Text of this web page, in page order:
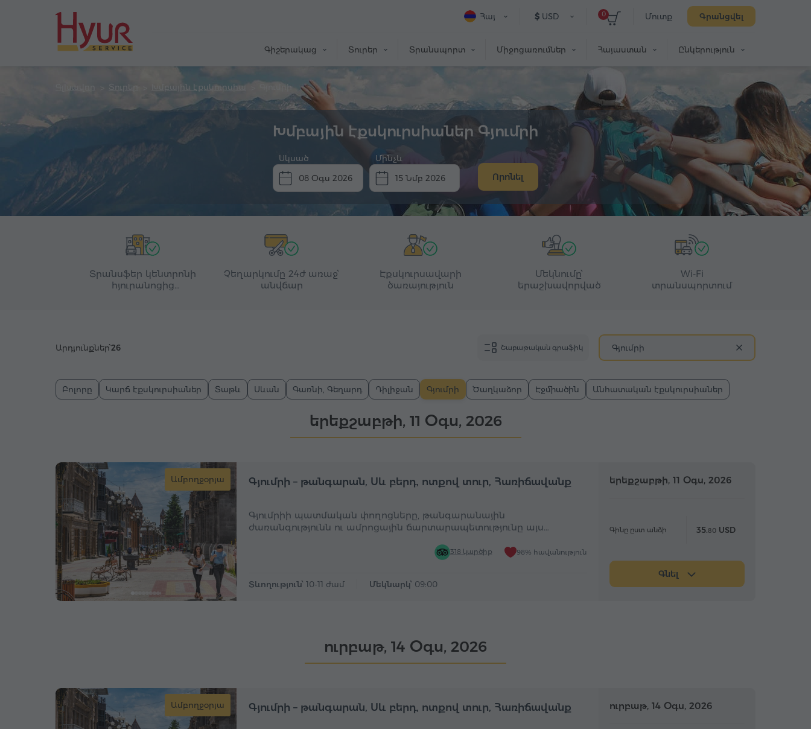
Մուտք Գրանցվել
0
$ USD
Հայ
Գիշերակաց Տուրեր Տրանսպորտ Միջոցառումներ Հայաստան Ընկերություն
Տուրեր Խմբային էքսկուրսիա Գյումրի
Խմբային էքսկուրսիաներ Գյումրի
Սկսած
08 Օգս 2026
Մինչև
15 Նմբ 2026 Որոնել
Տրանսֆեր կենտրոնի
հյուրանոցից
Չեղարկումը 24ժ առաջ՝
անվճար
Էքսկուրսավարի
ծառայություն
Մեկնումը՝
երաշխավորված
Wi-Fi
տրանսպորտում
Գյումրի
Շաբաթական գրաֆիկ
Արդյունքներ՝26
Բոլորը Կարճ էքսկուրսիաներ Տաթև Սևան Գառնի, Գեղարդ Դիլիջան Գյումրի Ծաղկաձոր Էջմիածին Անհատական էքսկուրսիաներ
երեքշաբթի, 11 Օգս, 2026
Ամբողջօրյա Ամբողջօրյա Ամբողջօրյա Ամբողջօրյա
Գյումրի – թանգարան, Սև բերդ, ոտքով տուր, Հառիճավանք
Գյումրիի պատմական փողոցները, թանգարանային
ժառանգությունն ու ամրոցային ճարտարապետությունը այս…
318 կարծիք 98% հավանություն
Տևողություն՝ 10-11 ժամ Մեկնարկ՝ 09:00
երեքշաբթի, 11 Օգս, 2026
Գինը ըստ անձի 35.80 USD
Գնել
ուրբաթ, 14 Օգս, 2026
Ամբողջօրյա Ամբողջօրյա Ամբողջօրյա
Գյումրի – թանգարան, Սև բերդ, ոտքով տուր, Հառիճավանք ուրբաթ, 14 Օգս, 2026